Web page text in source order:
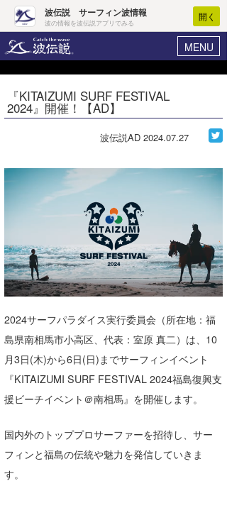
波伝説 サーフィン波情報
波の情報を波伝説アプリでみる
開く
MENU
ヘルプ マイホーム
ログイン
WAVE HUNTER
ニュース
サーフィンエリアガイド
今月のプレゼント
『KITAIZUMI SURF FESTIVAL
2024』開催！【AD】
波伝説AD 2024.07.27
2024サーフパラダイス実行委員会（所在地：福
島県南相馬市小高区、代表：室原 真二）は、10
月3日(木)から6日(日)までサーフィンイベント
『KITAIZUMI SURF FESTIVAL 2024福島復興支
援ビーチイベント＠南相馬』を開催します。
国内外のトッププロサーファーを招待し、サー
フィンと福島の伝統や魅力を発信していきま
す。
Core Surf Japan
アート＆エンタメ
ショップ情報
ショップ情報
湘南
千葉北
伊豆
ウラナミ
お知らせ
その他
ルール＆How to